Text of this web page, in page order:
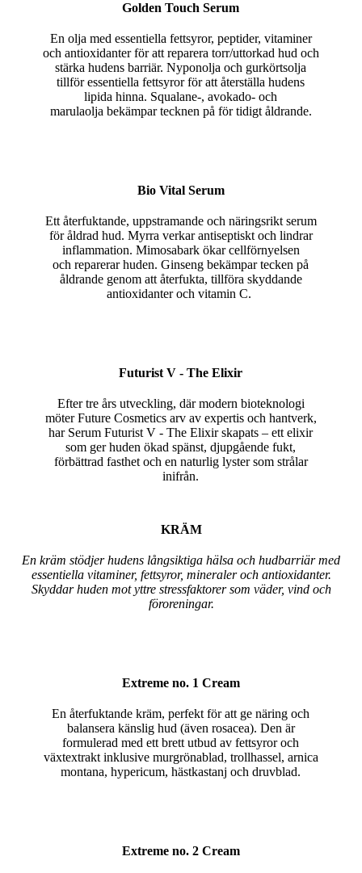
Golden Touch Serum
En olja med essentiella fettsyror, peptider, vitaminer
och antioxidanter för att reparera torr/uttorkad hud och
stärka hudens barriär. Nyponolja och gurkörtsolja
tillför essentiella fettsyror för att återställa hudens
lipida hinna. Squalane-, avokado- och
marulaolja bekämpar tecknen på för tidigt åldrande.
Bio Vital Serum
Ett återfuktande, uppstramande och näringsrikt serum
för åldrad hud. Myrra verkar antiseptiskt och lindrar
inflammation. Mimosabark ökar cellförnyelsen
och reparerar huden. Ginseng bekämpar tecken på
åldrande genom att återfukta, tillföra skyddande
antioxidanter och vitamin C.
Futurist V - The Elixir
Efter tre års utveckling, där modern bioteknologi
möter Future Cosmetics arv av expertis och hantverk,
har Serum Futurist V - The Elixir skapats – ett elixir
som ger huden ökad spänst, djupgående fukt,
förbättrad fasthet och en naturlig lyster som strålar
inifrån.
KRÄM
En kräm stödjer hudens långsiktiga hälsa och hudbarriär med
essentiella vitaminer, fettsyror, mineraler och antioxidanter.
Skyddar huden mot yttre stressfaktorer som väder, vind och
föroreningar.
Extreme no. 1 Cream
En återfuktande kräm, perfekt för att ge näring och
balansera känslig hud (även rosacea). Den är
formulerad med ett brett utbud av fettsyror och
växtextrakt inklusive murgrönablad, trollhassel, arnica
montana, hypericum, hästkastanj och druvblad.
Extreme no. 2 Cream